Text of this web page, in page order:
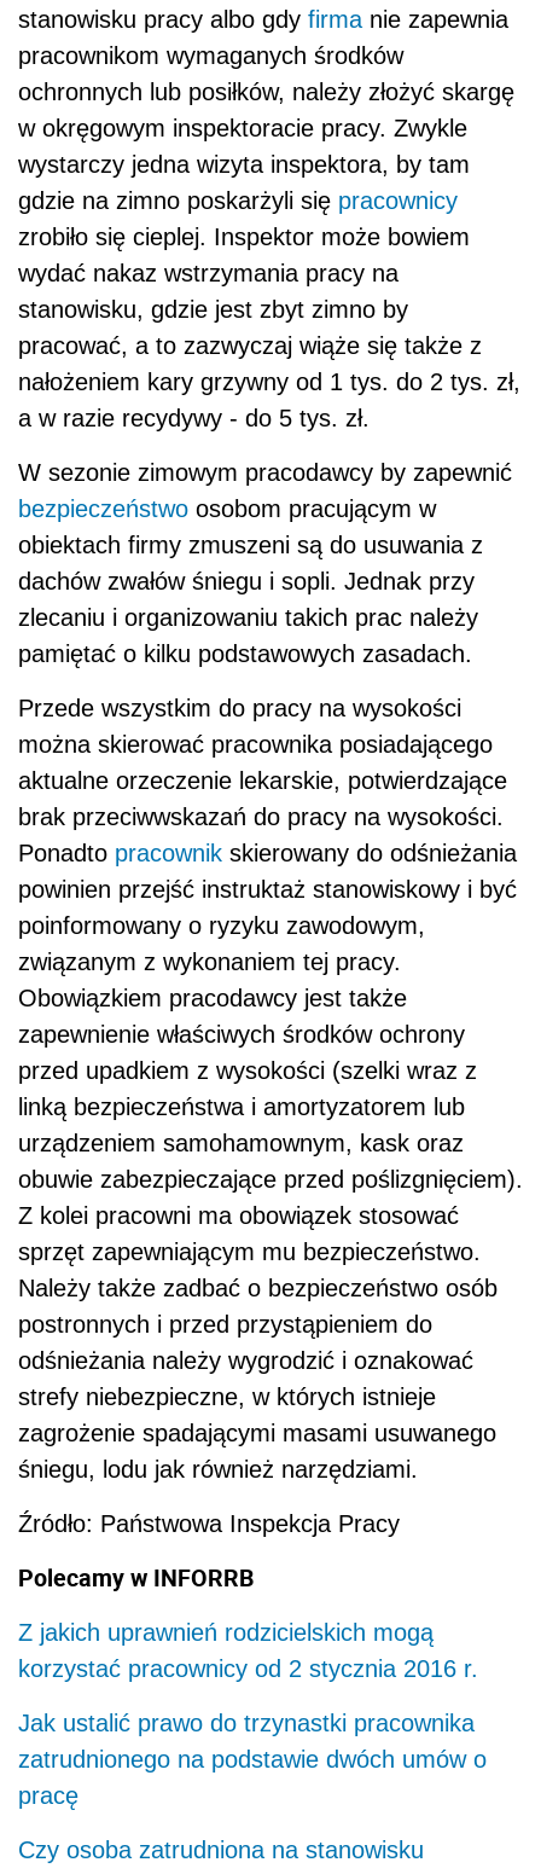
stanowisku pracy albo gdy firma nie zapewnia
pracownikom wymaganych środków
ochronnych lub posiłków, należy złożyć skargę
w okręgowym inspektoracie pracy. Zwykle
wystarczy jedna wizyta inspektora, by tam
gdzie na zimno poskarżyli się pracownicy
zrobiło się cieplej. Inspektor może bowiem
wydać nakaz wstrzymania pracy na
stanowisku, gdzie jest zbyt zimno by
pracować, a to zazwyczaj wiąże się także z
nałożeniem kary grzywny od 1 tys. do 2 tys. zł,
a w razie recydywy - do 5 tys. zł.
W sezonie zimowym pracodawcy by zapewnić
bezpieczeństwo osobom pracującym w
obiektach firmy zmuszeni są do usuwania z
dachów zwałów śniegu i sopli. Jednak przy
zlecaniu i organizowaniu takich prac należy
pamiętać o kilku podstawowych zasadach.
Przede wszystkim do pracy na wysokości
można skierować pracownika posiadającego
aktualne orzeczenie lekarskie, potwierdzające
brak przeciwwskazań do pracy na wysokości.
Ponadto pracownik skierowany do odśnieżania
powinien przejść instruktaż stanowiskowy i być
poinformowany o ryzyku zawodowym,
związanym z wykonaniem tej pracy.
Obowiązkiem pracodawcy jest także
zapewnienie właściwych środków ochrony
przed upadkiem z wysokości (szelki wraz z
linką bezpieczeństwa i amortyzatorem lub
urządzeniem samohamownym, kask oraz
obuwie zabezpieczające przed poślizgnięciem).
Z kolei pracowni ma obowiązek stosować
sprzęt zapewniającym mu bezpieczeństwo.
Należy także zadbać o bezpieczeństwo osób
postronnych i przed przystąpieniem do
odśnieżania należy wygrodzić i oznakować
strefy niebezpieczne, w których istnieje
zagrożenie spadającymi masami usuwanego
śniegu, lodu jak również narzędziami.
Źródło: Państwowa Inspekcja Pracy
Polecamy w INFORRB
Z jakich uprawnień rodzicielskich mogą
korzystać pracownicy od 2 stycznia 2016 r.
Jak ustalić prawo do trzynastki pracownika
zatrudnionego na podstawie dwóch umów o
pracę
Czy osoba zatrudniona na stanowisku